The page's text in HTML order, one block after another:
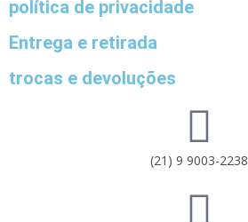
política de privacidade
Entrega e retirada
trocas e devoluções
(21) 9 9003-2238